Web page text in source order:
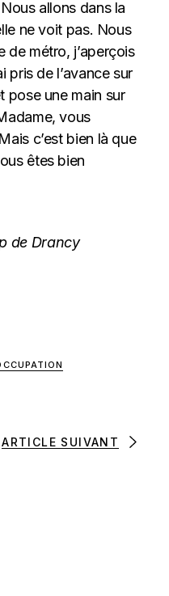
allons dans la
ne voit pas. Nous
de métro, j’aperçois
pris de l’avance sur
pose une main sur
vous
c’est bien là que
êtes bien
de Drancy
ARTICLE SUIVANT